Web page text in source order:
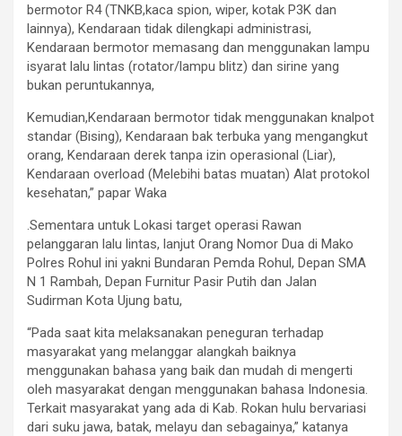
bermotor R4 (TNKB,kaca spion, wiper, kotak P3K dan
lainnya), Kendaraan tidak dilengkapi administrasi,
Kendaraan bermotor memasang dan menggunakan lampu
isyarat lalu lintas (rotator/lampu blitz) dan sirine yang
bukan peruntukannya,
Kemudian,Kendaraan bermotor tidak menggunakan knalpot
standar (Bising), Kendaraan bak terbuka yang mengangkut
orang, Kendaraan derek tanpa izin operasional (Liar),
Kendaraan overload (Melebihi batas muatan) Alat protokol
kesehatan,” papar Waka
.Sementara untuk Lokasi target operasi Rawan
pelanggaran lalu lintas, lanjut Orang Nomor Dua di Mako
Polres Rohul ini yakni Bundaran Pemda Rohul, Depan SMA
N 1 Rambah, Depan Furnitur Pasir Putih dan Jalan
Sudirman Kota Ujung batu,
“Pada saat kita melaksanakan peneguran terhadap
masyarakat yang melanggar alangkah baiknya
menggunakan bahasa yang baik dan mudah di mengerti
oleh masyarakat dengan menggunakan bahasa Indonesia.
Terkait masyarakat yang ada di Kab. Rokan hulu bervariasi
dari suku jawa, batak, melayu dan sebagainya,” katanya